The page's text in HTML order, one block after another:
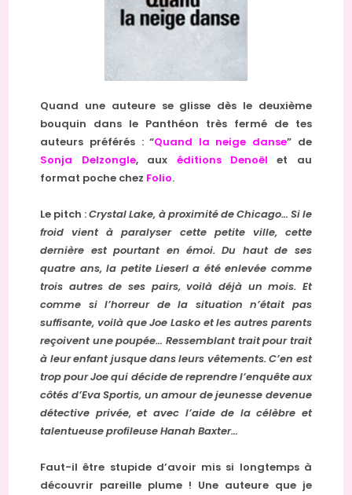
Quand une auteure se glisse dès le deuxième
bouquin dans le Panthéon très fermé de tes
auteurs préférés : “Quand la neige danse” de
Sonja Delzongle, aux éditions Denoël et au
format poche chez Folio.
Le pitch :Crystal Lake, à proximité de Chicago… Si le
froid vient à paralyser cette petite ville, cette
dernière est pourtant en émoi. Du haut de ses
quatre ans, la petite Lieserl a été enlevée comme
trois autres de ses pairs, voilà déjà un mois. Et
comme si l’horreur de la situation n’était pas
suffisante, voilà que Joe Lasko et les autres parents
reçoivent une poupée… Ressemblant trait pour trait
à leur enfant jusque dans leurs vêtements. C’en est
trop pour Joe qui décide de reprendre l’enquête aux
côtés d’Eva Sportis, un amour de jeunesse devenue
détective privée, et avec l’aide de la célèbre et
talentueuse profileuse Hanah Baxter…
Faut-il être stupide d’avoir mis si longtemps à
découvrir pareille plume ! Une auteure que je